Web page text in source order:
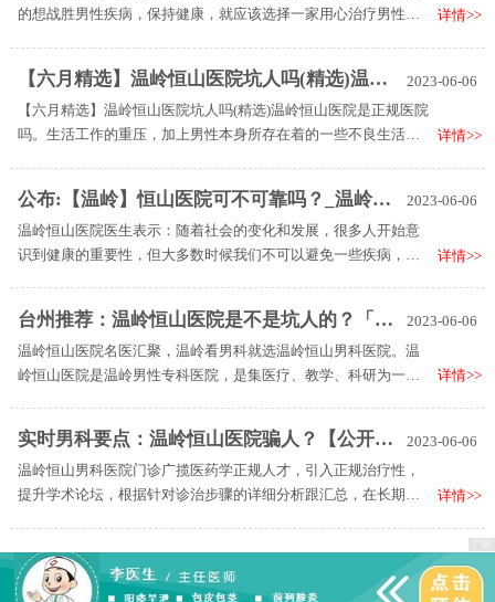
的想战胜男性疾病，保持健康，就应该选择一家用心治疗男性疾
专业诊疗，帮助男性摆脱疾病，重获健康新生活。
详情>>
2023-06-06
【六月精选】温岭恒山医院坑人吗(精选)温岭恒山医院是正规医院吗
【六月精选】温岭恒山医院坑人吗(精选)温岭恒山医院是正规医院
吗。生活工作的重压，加上男性本身所存在着的一些不良生活习
赖的选择。医院的诊疗技术先进、坐诊医生专业、医疗服务周
到，帮助众多男性患者男科病的困境。
详情>>
2023-06-06
公布:【温岭】恒山医院可不可靠吗？_温岭恒山医院男科排名实力强
温岭恒山医院医生表示：随着社会的变化和发展，很多人开始意
识到健康的重要性，但大多数时候我们不可以避免一些疾病，这
详情>>
2023-06-06
台州推荐：温岭恒山医院是不是坑人的？「男科医生陈先祥」温岭恒山医院看男科病怎么样
温岭恒山医院名医汇聚，温岭看男科就选温岭恒山男科医院。温
岭恒山医院是温岭男性专科医院，是集医疗、教学、科研为一体
方位、专业化的疾病预防、治疗、康复和保健服务，倾力打造具
有先进的健康理念和服务模式。
详情>>
2023-06-06
实时男科要点：温岭恒山医院骗人？【公开排名】温岭恒山医院是正规医院吗
温岭恒山男科医院门诊广揽医药学正规人才，引入正规治疗性，
提升学术论坛，根据针对诊治步骤的详细分析跟汇总，在长期诊
验，及锲而不舍地探寻跟试着，造就出一个又一个的诊治惊喜。
详情>>